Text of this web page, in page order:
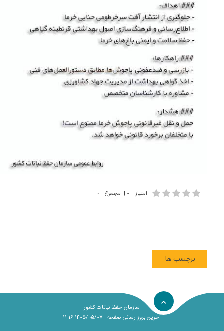
امتیاز : ۰ | مجموع : ۰
برچسب ها
سازمان حفظ نباتات کشور
آخرین بروز رسانی صفحه : 1405/05/07 11:16